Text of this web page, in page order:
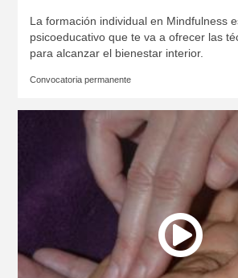
La formación individual en Mindfulness
psicoeducativo que te va a ofrecer las
para alcanzar el bienestar interior.
Convocatoria permanente